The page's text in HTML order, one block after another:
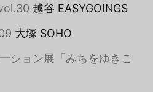
越谷 EASYGOINGS
大塚 SOHO
ション展「みちをゆきこ